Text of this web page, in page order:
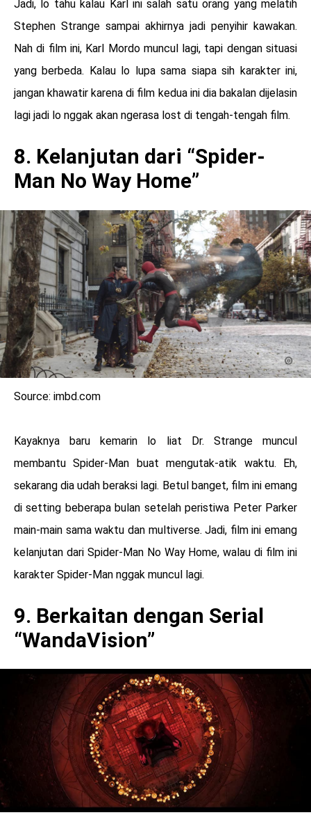
Jadi, lo tahu kalau Karl ini salah satu orang yang melatih
Stephen Strange sampai akhirnya jadi penyihir kawakan.
Nah di film ini, Karl Mordo muncul lagi, tapi dengan situasi
yang berbeda. Kalau lo lupa sama siapa sih karakter ini,
jangan khawatir karena di film kedua ini dia bakalan dijelasin
lagi jadi lo nggak akan ngerasa lost di tengah-tengah film.
8. Kelanjutan dari “Spider-
Man No Way Home”
Source: imbd.com
Kayaknya baru kemarin lo liat Dr. Strange muncul
membantu Spider-Man buat mengutak-atik waktu. Eh,
sekarang dia udah beraksi lagi. Betul banget, film ini emang
di setting beberapa bulan setelah peristiwa Peter Parker
main-main sama waktu dan multiverse. Jadi, film ini emang
kelanjutan dari Spider-Man No Way Home, walau di film ini
karakter Spider-Man nggak muncul lagi.
9. Berkaitan dengan Serial
“WandaVision”